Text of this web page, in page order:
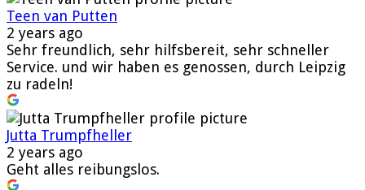
Teen van Putten
2 years ago
Sehr freundlich, sehr hilfsbereit, sehr schneller
Service. und wir haben es genossen, durch Leipzig
zu radeln!
Jutta Trumpfheller
2 years ago
Geht alles reibungslos.